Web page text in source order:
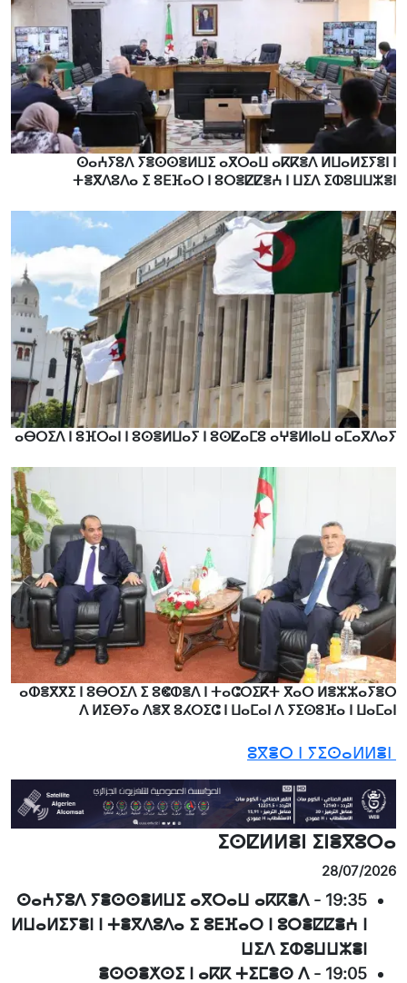
ⵙⴰⵄⵢⵓⴷ ⵢⴻⵙⵙⴻⵍⵡⵉ ⴰⴳⵔⴰⵡ ⴰⴽⴽⴻⴷ ⵍⵡⴰⵍⵉⵢⴻⵏ ⵏ
ⵜⴻⴳⴷⵓⴷⴰ ⵉ ⵓⴹⴼⴰⵔ ⵏ ⵓⵔⴻⵇⵇⴻⵄ ⵏ ⵡⵉⴷ ⵉⵀⵓⵡⵡⵣⴻⵏ
ⴰⴱⵔⵉⴷ ⵏ ⵓⴼⵔⴰⵏ ⵏ ⵓⵙⴻⵍⵡⴰⵢ ⵏ ⵓⵙⵇⴰⵎⵓ ⴰⵖⴻⵍⵏⴰⵡ ⴰⵎⴰⴳⴷⴰⵢ
ⴰⵀⴻⴳⴳⵉ ⵏ ⵓⴱⵔⵉⴷ ⵉ ⵓⵞⵀⴻⴷ ⵏ ⵜⴰⵛⵔⵉⴽⵜ ⴳⴰⵔ ⵍⴻⵣⵣⴰⵢⴻⵔ
ⴷ ⵍⵉⴱⵢⴰ ⴷⴻⴳ ⵓⵃⵔⵉⵛ ⵏ ⵡⴰⵎⴰⵏ ⴷ ⵢⵉⵙⵓⴼⴰ ⵏ ⵡⴰⵎⴰⵏ
ⵉⵙⵇⵍⵍⴻⵏ ⵉⵏⴻⴳⵓⵔⴰ
28/07/2026
19:35
-
ⵙⴰⵄⵢⵓⴷ ⵢⴻⵙⵙⴻⵍⵡⵉ ⴰⴳⵔⴰⵡ ⴰⴽⴽⴻⴷ
ⵍⵡⴰⵍⵉⵢⴻⵏ ⵏ ⵜⴻⴳⴷⵓⴷⴰ ⵉ ⵓⴹⴼⴰⵔ ⵏ ⵓⵔⴻⵇⵇⴻⵄ ⵏ
ⵡⵉⴷ ⵉⵀⵓⵡⵡⵣⴻⵏ
19:05
-
ⴻⵙⵙⴻⵅⵙⵉ ⵏ ⴰⴽⴽ ⵜⵉⵎⴻⵙ ⴷ